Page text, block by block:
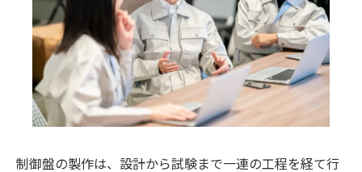
制御盤の製作は、設計から試験まで一連の工程を経て行